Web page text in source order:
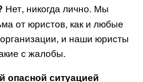
Нет, никогда лично. Мы
от юристов, как и любые
и наши юристы
с жалобы.
опасной ситуацией